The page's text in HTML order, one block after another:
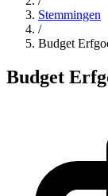
Stemmingen
/
Budget
Budget